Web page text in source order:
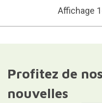
Affichage
Profitez de
nouvelles